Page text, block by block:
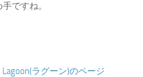
ですね。
ラグーン)のページ